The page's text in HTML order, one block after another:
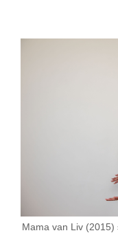
Mama van Liv